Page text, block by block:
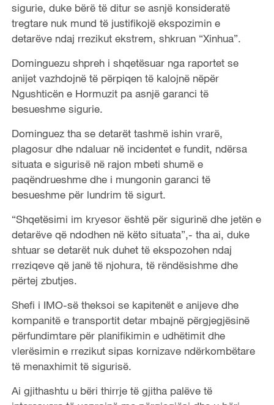
sigurie, duke bërë të ditur se asnjë konsideratë
tregtare nuk mund të justifikojë ekspozimin e
detarëve ndaj rrezikut ekstrem, shkruan “Xinhua”.
Dominguezu shpreh i shqetësuar nga raportet se
anijet vazhdojnë të përpiqen të kalojnë nëpër
Ngushticën e Hormuzit pa asnjë garanci të
besueshme sigurie.
Dominguez tha se detarët tashmë ishin vrarë,
plagosur dhe ndaluar në incidentet e fundit, ndërsa
situata e sigurisë në rajon mbeti shumë e
paqëndrueshme dhe i mungonin garanci të
besueshme për lundrim të sigurt.
“Shqetësimi im kryesor është për sigurinë dhe jetën e
detarëve që ndodhen në këto situata”,- tha ai, duke
shtuar se detarët nuk duhet të ekspozohen ndaj
rreziqeve që janë të njohura, të rëndësishme dhe
përtej zbutjes.
Shefi i IMO-së theksoi se kapitenët e anijeve dhe
kompanitë e transportit detar mbajnë përgjegjësinë
përfundimtare për planifikimin e udhëtimit dhe
vlerësimin e rrezikut sipas kornizave ndërkombëtare
të menaxhimit të sigurisë.
Ai gjithashtu u bëri thirrje të gjitha palëve të